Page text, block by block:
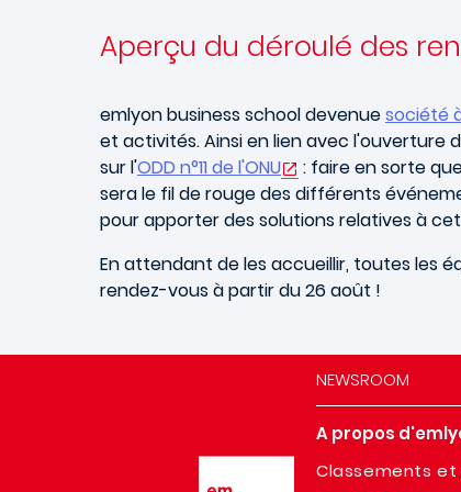
Aperçu du déroulé des
emlyon business school devenuesociété
et activités. Ainsi en lien avec l'ouverture
sur l'ODD n°11 de l'ONU
: faire en sorte
sera le fil de rouge des différents
pour apporter des solutions relatives à
En attendant de les accueillir, toutes les
rendez-vous à partir du 26 août !
NEWSROOM
A propos
Classements